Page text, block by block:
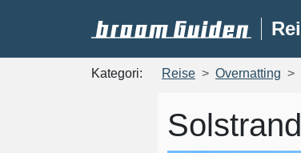
Kategori: Reise Overnatting